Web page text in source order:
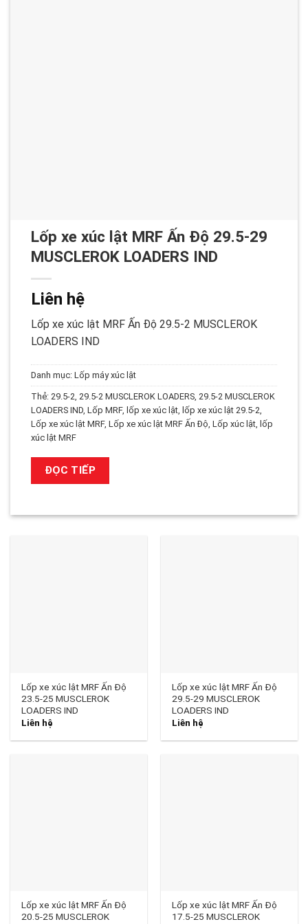
Lốp xe xúc lật MRF Ấn Độ 29.5-29
MUSCLEROK LOADERS IND
Liên hệ
Lốp xe xúc lật MRF Ấn Độ 29.5-2 MUSCLEROK
LOADERS IND
Danh mục: Lốp máy xúc lật
Thẻ: 29.5-2 29.5-2 MUSCLEROK LOADERS 29.5-2 MUSCLEROK
LOADERS IND Lốp MRF, lốp xe xúc lật lốp xe xúc lật 29.5-2
Lốp xe xúc lật MRF, Lốp xe xúc lật MRF Ấn Độ Lốp xúc lật lốp
xúc lật MRF
ĐỌC TIẾP
Lốp xe xúc lật MRF Ấn Độ
23.5-25 MUSCLEROK
LOADERS IND
Liên hệ
Lốp xe xúc lật MRF Ấn Độ
29.5-29 MUSCLEROK
LOADERS IND
Liên hệ
Lốp xe xúc lật MRF Ấn Độ
20.5-25 MUSCLEROK
Lốp xe xúc lật MRF Ấn Độ
17.5-25 MUSCLEROK